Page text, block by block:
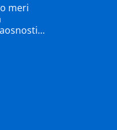
meri